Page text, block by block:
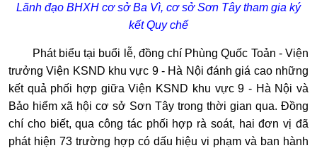
Lãnh đạo BHXH cơ sở Ba Vì, cơ sở Sơn Tây tham gia ký
kết Quy chế
Phát biểu tại buổi lễ, đồng chí Phùng Quốc Toản - Viện
trưởng Viện KSND khu vực 9 - Hà Nội đánh giá cao những
kết quả phối hợp giữa Viện KSND khu vực 9 - Hà Nội và
Bảo hiểm xã hội cơ sở Sơn Tây trong thời gian qua. Đồng
chí cho biết, qua công tác phối hợp rà soát, hai đơn vị đã
phát hiện 73 trường hợp có dấu hiệu vi phạm và ban hành